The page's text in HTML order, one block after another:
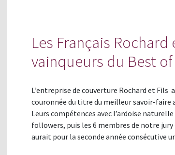
Les Français
vainqueurs du Best
L’entreprise de couverture Rochard et
couronnée du titre du meilleur savoir-faire
Leurs compétences avec l’ardoise
followers, puis les 6 membres de notre jury
aurait pour la seconde année consécutive